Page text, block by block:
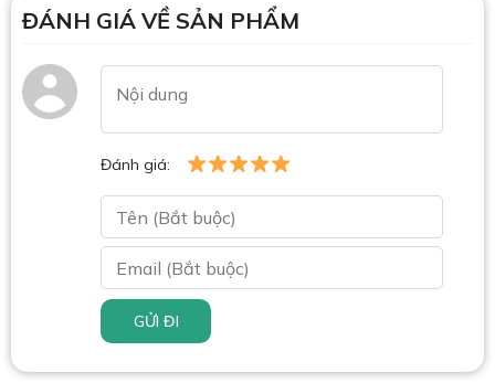
ĐÁNH GIÁ VỀ SẢN PHẨM
Đánh giá:
GỬI ĐI